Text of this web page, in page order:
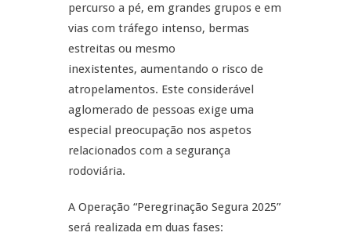
percurso a pé, em grandes grupos e em
vias com tráfego intenso, bermas
estreitas ou mesmo
inexistentes, aumentando o risco de
atropelamentos. Este considerável
aglomerado de pessoas exige uma
especial preocupação nos aspetos
relacionados com a segurança
rodoviária.
A Operação “Peregrinação Segura 2025”
será realizada em duas fases: